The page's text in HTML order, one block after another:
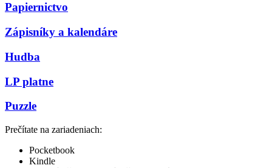
Papiernictvo
Zápisníky a kalendáre
Hudba
LP platne
Puzzle
Prečítate na zariadeniach:
Pocketbook
Kindle